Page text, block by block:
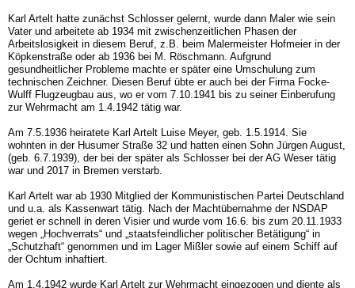
Karl Artelt hatte zunächst Schlosser gelernt, wurde dann Maler wie sein
Vater und arbeitete ab 1934 mit zwischenzeitlichen Phasen der
Arbeitslosigkeit in diesem Beruf, z.B. beim Malermeister Hofmeier in der
Köpkenstraße oder ab 1936 bei M. Röschmann. Aufgrund
gesundheitlicher Probleme machte er später eine Umschulung zum
technischen Zeichner. Diesen Beruf übte er auch bei der Firma Focke-
Wulff Flugzeugbau aus, wo er vom 7.10.1941 bis zu seiner Einberufung
zur Wehrmacht am 1.4.1942 tätig war.
Am 7.5.1936 heiratete Karl Artelt Luise Meyer, geb. 1.5.1914. Sie
wohnten in der Husumer Straße 32 und hatten einen Sohn Jürgen August,
(geb. 6.7.1939), der bei der später als Schlosser bei der AG Weser tätig
war und 2017 in Bremen verstarb.
Karl Artelt war ab 1930 Mitglied der Kommunistischen Partei Deutschland
und u.a. als Kassenwart tätig. Nach der Machtübernahme der NSDAP
geriet er schnell in deren Visier und wurde vom 16.6. bis zum 20.11.1933
wegen „Hochverrats“ und „staatsfeindlicher politischer Betätigung“ in
„Schutzhaft“ genommen und im Lager Mißler sowie auf einem Schiff auf
der Ochtum inhaftiert.
Am 1.4.1942 wurde Karl Artelt zur Wehrmacht eingezogen und diente als